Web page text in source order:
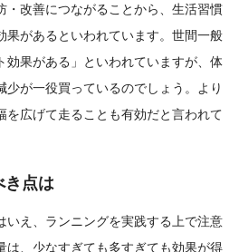
・改善につながることから、生活習慣
果があるといわれています。世間一般
効果がある」といわれていますが、体
少が一役買っているのでしょう。より
を広げて走ることも有効だと言われて
き点は
いえ、ランニングを実践する上で注意
は、少なすぎても多すぎても効果が得